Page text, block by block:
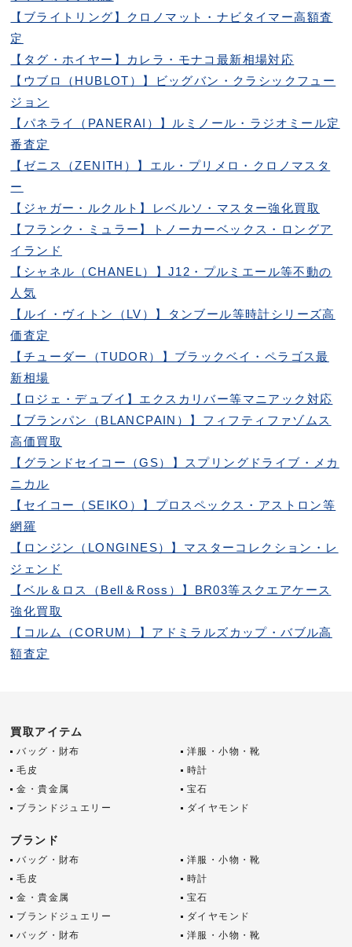
【ブライトリング】クロノマット・ナビタイマー高額査
定
【タグ・ホイヤー】カレラ・モナコ最新相場対応
【ウブロ（HUBLOT）】ビッグバン・クラシックフュー
ジョン
【パネライ（PANERAI）】ルミノール・ラジオミール定
番査定
【ゼニス（ZENITH）】エル・プリメロ・クロノマスタ
ー
【ジャガー・ルクルト】レベルソ・マスター強化買取
【フランク・ミュラー】トノーカーベックス・ロングア
イランド
【シャネル（CHANEL）】J12・プルミエール等不動の
人気
【ルイ・ヴィトン（LV）】タンブール等時計シリーズ高
価査定
【チューダー（TUDOR）】ブラックベイ・ペラゴス最
新相場
【ロジェ・デュブイ】エクスカリバー等マニアック対応
【ブランパン（BLANCPAIN）】フィフティファゾムス
高価買取
【グランドセイコー（GS）】スプリングドライブ・メカ
ニカル
【セイコー（SEIKO）】プロスペックス・アストロン等
網羅
【ロンジン（LONGINES）】マスターコレクション・レ
ジェンド
【ベル＆ロス（Bell＆Ross）】BR03等スクエアケース
強化買取
【コルム（CORUM）】アドミラルズカップ・バブル高
額査定
買取アイテム
バッグ・財布
洋服・小物・靴
毛皮
時計
金・貴金属
宝石
ブランドジュエリー
ダイヤモンド
ブランド
バッグ・財布
洋服・小物・靴
毛皮
時計
金・貴金属
宝石
ブランドジュエリー
ダイヤモンド
バッグ・財布
洋服・小物・靴